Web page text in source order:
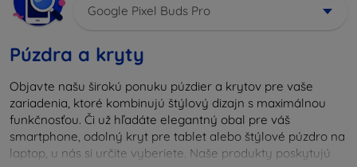
Google Pixel Buds Pro
Púzdra a kryty
Objavte našu širokú ponuku púzdier a krytov pre vaše
zariadenia, ktoré kombinujú štýlový dizajn s maximálnou
funkčnosťou. Či už hľadáte elegantný obal pre váš
smartphone, odolný kryt pre tablet alebo štýlové púzdro na
laptop, u nás si určite vyberiete. Naše produkty poskytujú